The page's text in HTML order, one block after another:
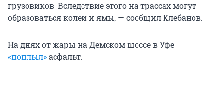
грузовиков. Вследствие этого на трассах могут
образоваться колеи и ямы, — сообщил Клебанов.
На днях от жары на Демском шоссе в Уфе
«поплыл»асфальт.